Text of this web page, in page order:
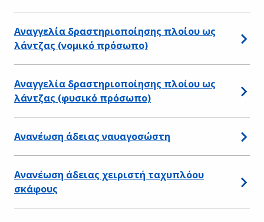
Αναγγελία δραστηριοποίησης πλοίου ως
λάντζας (νομικό πρόσωπο)
Αναγγελία δραστηριοποίησης πλοίου ως
λάντζας (φυσικό πρόσωπο)
Ανανέωση άδειας ναυαγοσώστη
Ανανέωση άδειας χειριστή ταχυπλόου
σκάφους